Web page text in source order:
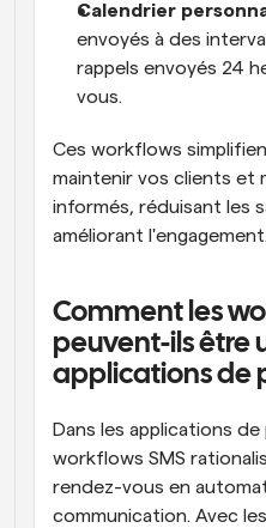
Calendrier
envoyés à des
rappels envoyés 24
vous.
Ces workflows
maintenir vos clients et
informés, réduisant les
améliorant l'engagement.
Comment les
peuvent-ils être
applications de
Dans les applications
workflows SMS
rendez-vous en
communication. Avec